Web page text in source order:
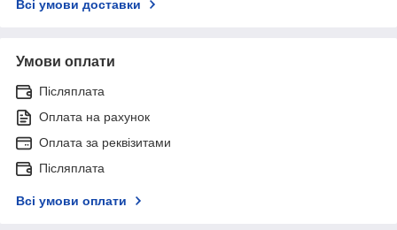
Всі умови доставки
Умови оплати
Післяплата
Оплата на рахунок
Оплата за реквізитами
Післяплата
Всі умови оплати